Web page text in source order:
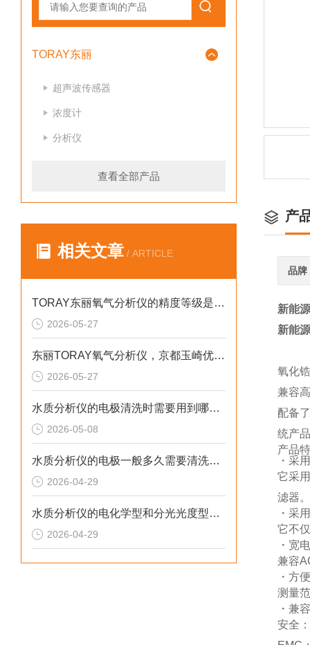
TORAY东丽
超声波传感器
浓度计
分析仪
查看全部产品
相关文章 / ARTICLE
TORAY东丽氧气分析仪的精度等级是如何划分的
2026-05-27
东丽TORAY氧气分析仪，京都玉崎优势供应
2026-05-27
水质分析仪的电极清洗时需要用到哪些工具
2026-05-08
水质分析仪的电极一般多久需要清洗一次
2026-04-29
水质分析仪的电化学型和分光光度型有什么区别
2026-04-29
产
品牌
新能
新能
氧化
兼容
配备
统产
产品
・采
它采
滤器。
・采
它不
・宽
兼容
・方
测量
・兼
安全